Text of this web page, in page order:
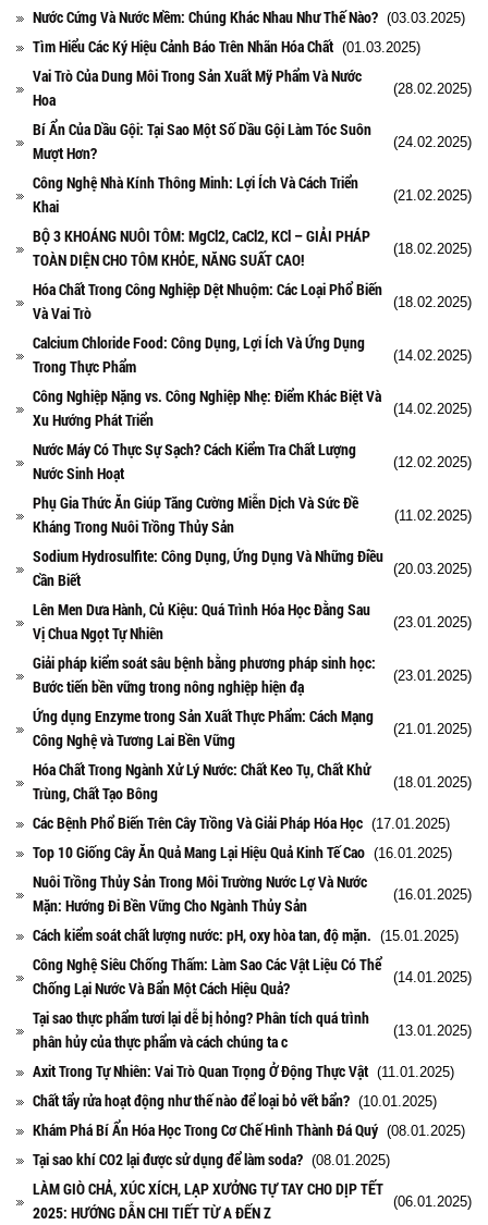
Nước Cứng Và Nước Mềm: Chúng Khác Nhau Như Thế Nào? (03.03.2025)
Tìm Hiểu Các Ký Hiệu Cảnh Báo Trên Nhãn Hóa Chất (01.03.2025)
Vai Trò Của Dung Môi Trong Sản Xuất Mỹ Phẩm Và Nước
Hoa
(28.02.2025)
Bí Ẩn Của Dầu Gội: Tại Sao Một Số Dầu Gội Làm Tóc Suôn
Mượt Hơn?
(24.02.2025)
Công Nghệ Nhà Kính Thông Minh: Lợi Ích Và Cách Triển
Khai
(21.02.2025)
BỘ 3 KHOÁNG NUÔI TÔM: MgCl2, CaCl2, KCl – GIẢI PHÁP
TOÀN DIỆN CHO TÔM KHỎE, NĂNG SUẤT CAO!
(18.02.2025)
Hóa Chất Trong Công Nghiệp Dệt Nhuộm: Các Loại Phổ Biến
Và Vai Trò
(18.02.2025)
Calcium Chloride Food: Công Dụng, Lợi Ích Và Ứng Dụng
Trong Thực Phẩm
(14.02.2025)
Công Nghiệp Nặng vs. Công Nghiệp Nhẹ: Điểm Khác Biệt Và
Xu Hướng Phát Triển
(14.02.2025)
Nước Máy Có Thực Sự Sạch? Cách Kiểm Tra Chất Lượng
Nước Sinh Hoạt
(12.02.2025)
Phụ Gia Thức Ăn Giúp Tăng Cường Miễn Dịch Và Sức Đề
Kháng Trong Nuôi Trồng Thủy Sản
(11.02.2025)
Sodium Hydrosulfite: Công Dụng, Ứng Dụng Và Những Điều
Cần Biết
(20.03.2025)
Lên Men Dưa Hành, Củ Kiệu: Quá Trình Hóa Học Đằng Sau
Vị Chua Ngọt Tự Nhiên
(23.01.2025)
Giải pháp kiểm soát sâu bệnh bằng phương pháp sinh học:
Bước tiến bền vững trong nông nghiệp hiện đạ
(23.01.2025)
Ứng dụng Enzyme trong Sản Xuất Thực Phẩm: Cách Mạng
Công Nghệ và Tương Lai Bền Vững
(21.01.2025)
Hóa Chất Trong Ngành Xử Lý Nước: Chất Keo Tụ, Chất Khử
Trùng, Chất Tạo Bông
(18.01.2025)
Các Bệnh Phổ Biến Trên Cây Trồng Và Giải Pháp Hóa Học (17.01.2025)
Top 10 Giống Cây Ăn Quả Mang Lại Hiệu Quả Kinh Tế Cao (16.01.2025)
Nuôi Trồng Thủy Sản Trong Môi Trường Nước Lợ Và Nước
Mặn: Hướng Đi Bền Vững Cho Ngành Thủy Sản
(16.01.2025)
Cách kiểm soát chất lượng nước: pH, oxy hòa tan, độ mặn. (15.01.2025)
Công Nghệ Siêu Chống Thấm: Làm Sao Các Vật Liệu Có Thể
Chống Lại Nước Và Bẩn Một Cách Hiệu Quả?
(14.01.2025)
Tại sao thực phẩm tươi lại dễ bị hỏng? Phân tích quá trình
phân hủy của thực phẩm và cách chúng ta c
(13.01.2025)
Axit Trong Tự Nhiên: Vai Trò Quan Trọng Ở Động Thực Vật (11.01.2025)
Chất tẩy rửa hoạt động như thế nào để loại bỏ vết bẩn? (10.01.2025)
Khám Phá Bí Ẩn Hóa Học Trong Cơ Chế Hình Thành Đá Quý (08.01.2025)
Tại sao khí CO2 lại được sử dụng để làm soda? (08.01.2025)
LÀM GIÒ CHẢ, XÚC XÍCH, LẠP XƯỞNG TỰ TAY CHO DỊP TẾT
2025: HƯỚNG DẪN CHI TIẾT TỪ A ĐẾN Z
(06.01.2025)